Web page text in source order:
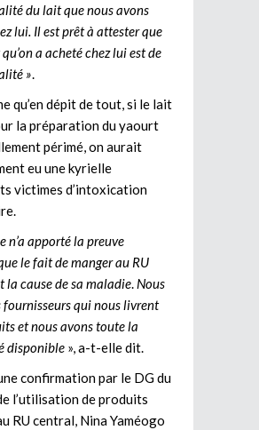
du lait que nous avons
lui. Il est prêt à attester que
a acheté chez lui est de
»
qu’en dépit de tout, si le lait
la préparation du yaourt
périmé, on aurait
eu une kyrielle
victimes d’intoxication
n’a apporté la preuve
le fait de manger au RU
la cause de sa maladie Nous
fournisseurs qui nous livrent
et nous avons toute la
disponible », a-t-elle dit.
confirmation par le DG du
l’utilisation de produits
RU central, Nina Yaméogo